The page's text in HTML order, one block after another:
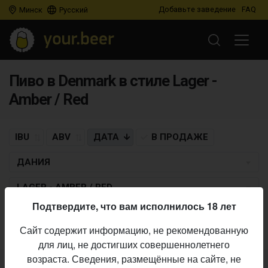
Минск Русский Добавьте заведение FAQ
Пиво в Denmark в стиле Lager -
Amber / Red
IBU ABV ДАТА В ПРОДАЖЕ
ДАНИЯ
LAGER - AMBER / RED
Пиво по заданным критериям не найдено
Подтвердите, что вам исполнилось 18 лет
Сайт содержит информацию, не рекомендованную
для лиц, не достигших совершеннолетнего
возраста. Сведения, размещённые на сайте, не